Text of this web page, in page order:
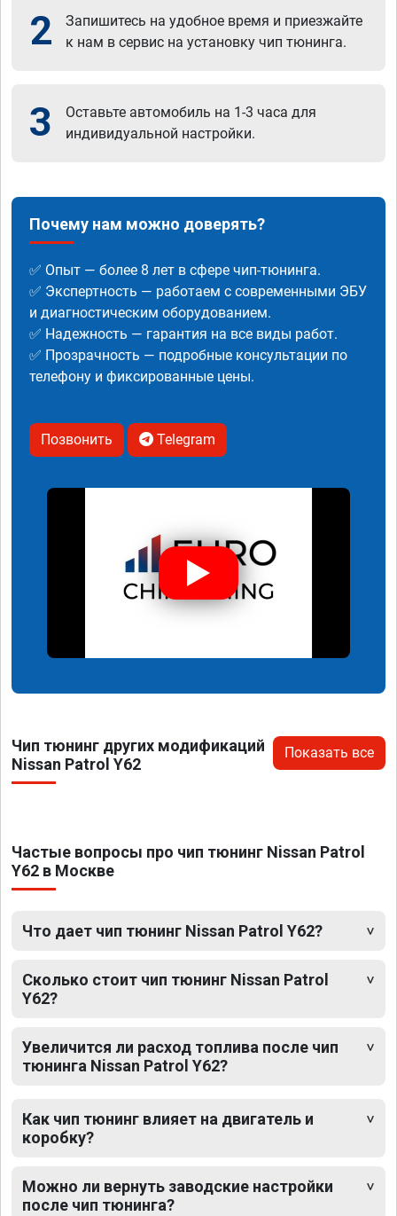
2
Запишитесь на удобное время и приезжайте
к нам в сервис на установку чип тюнинга.
3
Оставьте автомобиль на 1-3 часа для
индивидуальной настройки.
Почему нам можно доверять?
✅ Опыт — более 8 лет в сфере чип-тюнинга.
✅ Экспертность — работаем с современными ЭБУ
и диагностическим оборудованием.
✅ Надежность — гарантия на все виды работ.
✅ Прозрачность — подробные консультации по
телефону и фиксированные цены.
Позвонить Telegram
Чип тюнинг других модификаций
Nissan Patrol Y62
Показать все
Частые вопросы про чип тюнинг Nissan Patrol
Y62 в Москве
Что дает чип тюнинг Nissan Patrol Y62?
Сколько стоит чип тюнинг Nissan Patrol
Y62?
Увеличится ли расход топлива после чип
тюнинга Nissan Patrol Y62?
Как чип тюнинг влияет на двигатель и
коробку?
Можно ли вернуть заводские настройки
после чип тюнинга?